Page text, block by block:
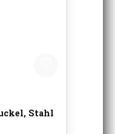
Stahl